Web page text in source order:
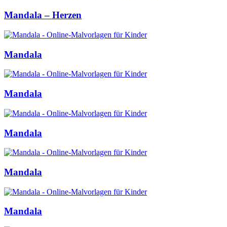
Mandala – Herzen
Mandala
Mandala
Mandala
Mandala
Mandala